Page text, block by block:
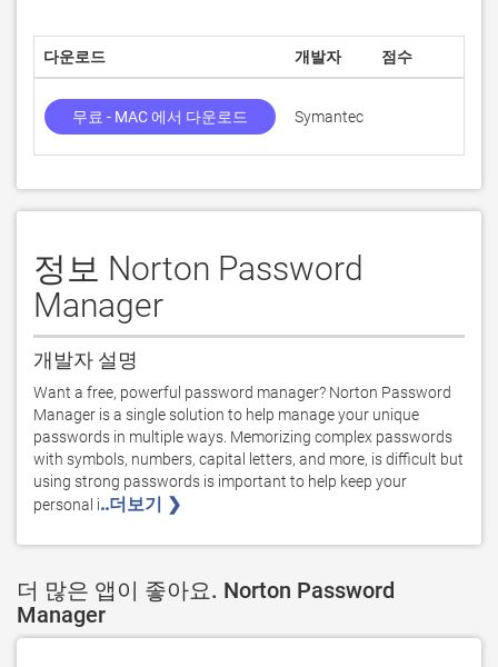
다운로드 개발자 점수
무료 - MAC 에서 다운로드 Symantec
정보 Norton Password
Manager
개발자 설명
Want a free, powerful password manager? Norton Password
Manager is a single solution to help manage your unique
passwords in multiple ways. Memorizing complex passwords
with symbols, numbers, capital letters, and more, is difficult but
using strong passwords is important to help keep your
personal i..더보기 ❯
더 많은 앱이 좋아요. Norton Password
Manager